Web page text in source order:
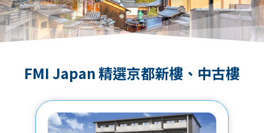
FMI Japan 精選京都新樓、中古樓